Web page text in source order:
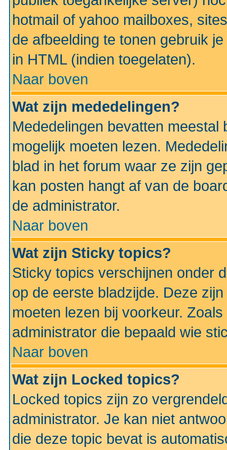
hotmail of yahoo mailboxes,
de afbeelding te tonen gebruik
in HTML (indien toegelaten).
Naar boven
Wat zijn mededelingen?
Mededelingen bevatten
mogelijk moeten lezen.
blad in het forum waar ze zijn
kan posten hangt af van de
de administrator.
Naar boven
Wat zijn Sticky topics?
Sticky topics verschijnen onder
op de eerste bladzijde. Deze
moeten lezen bij voorkeur.
administrator die bepaald wie
Naar boven
Wat zijn Locked topics?
Locked topics zijn zo
administrator. Je kan niet
die deze topic bevat is